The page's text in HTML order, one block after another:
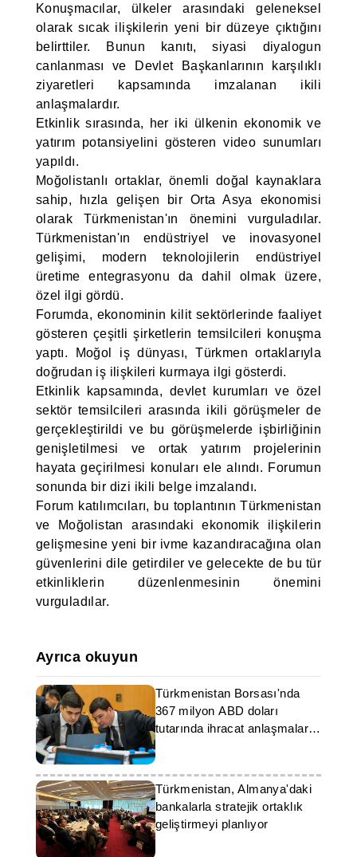
Konuşmacılar, ülkeler arasındaki geleneksel
olarak sıcak ilişkilerin yeni bir düzeye çıktığını
belirttiler. Bunun kanıtı, siyasi diyalogun
canlanması ve Devlet Başkanlarının karşılıklı
ziyaretleri kapsamında imzalanan ikili
anlaşmalardır.
Etkinlik sırasında, her iki ülkenin ekonomik ve
yatırım potansiyelini gösteren video sunumları
yapıldı.
Moğolistanlı ortaklar, önemli doğal kaynaklara
sahip, hızla gelişen bir Orta Asya ekonomisi
olarak Türkmenistan'ın önemini vurguladılar.
Türkmenistan'ın endüstriyel ve inovasyonel
gelişimi, modern teknolojilerin endüstriyel
üretime entegrasyonu da dahil olmak üzere,
özel ilgi gördü.
Forumda, ekonominin kilit sektörlerinde faaliyet
gösteren çeşitli şirketlerin temsilcileri konuşma
yaptı. Moğol iş dünyası, Türkmen ortaklarıyla
doğrudan iş ilişkileri kurmaya ilgi gösterdi.
Etkinlik kapsamında, devlet kurumları ve özel
sektör temsilcileri arasında ikili görüşmeler de
gerçekleştirildi ve bu görüşmelerde işbirliğinin
genişletilmesi ve ortak yatırım projelerinin
hayata geçirilmesi konuları ele alındı. Forumun
sonunda bir dizi ikili belge imzalandı.
Forum katılımcıları, bu toplantının Türkmenistan
ve Moğolistan arasındaki ekonomik ilişkilerin
gelişmesine yeni bir ivme kazandıracağına olan
güvenlerini dile getirdiler ve gelecekte de bu tür
etkinliklerin düzenlenmesinin önemini
vurguladılar.
Ayrıca okuyun
Türkmenistan Borsası'nda
367 milyon ABD doları
tutarında ihracat anlaşmaları
Türkmenistan, Almanya'daki
bankalarla stratejik ortaklık
geliştirmeyi planlıyor